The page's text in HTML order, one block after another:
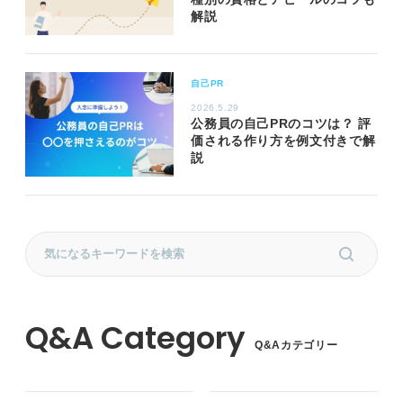
解説
自己PR
2026.5.29
公務員の自己PRのコツは？ 評
価される作り方を例文付きで解
説
Q&Aカテゴリー